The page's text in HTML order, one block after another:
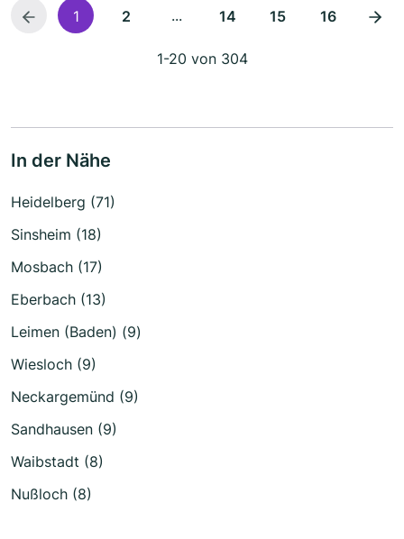
1 2 ... 14 15 16
1-20 von 304
In der Nähe
Heidelberg (71)
Sinsheim (18)
Mosbach (17)
Eberbach (13)
Leimen (Baden) (9)
Wiesloch (9)
Neckargemünd (9)
Sandhausen (9)
Waibstadt (8)
Nußloch (8)